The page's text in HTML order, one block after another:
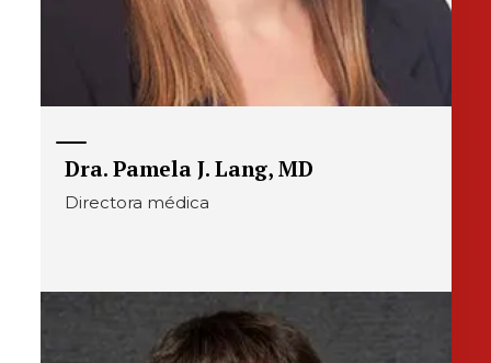
Dra. Pamela J. Lang, MD
Directora médica